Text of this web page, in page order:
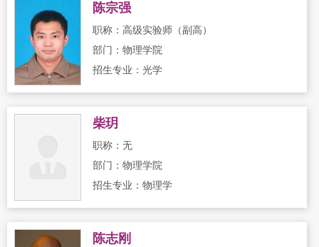
陈宗强
职称：高级实验师（副高）
部门：物理学院
招生专业：光学
柴玥
职称：无
部门：物理学院
招生专业：物理学
陈志刚